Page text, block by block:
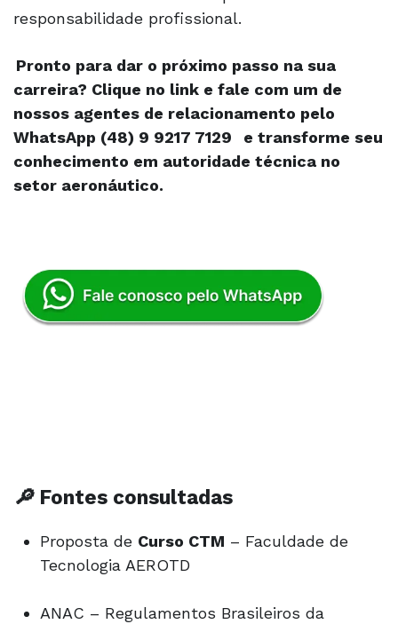
responsabilidade profissional.
Pronto para dar o próximo passo na sua
carreira? Clique no link e fale com um de
nossos agentes de relacionamento pelo
WhatsApp (48) 9 9217 7129
e transforme seu
conhecimento em autoridade técnica no
setor aeronáutico.
🔎 Fontes consultadas
Proposta de Curso CTM – Faculdade de
Tecnologia AEROTD
ANAC – Regulamentos Brasileiros da